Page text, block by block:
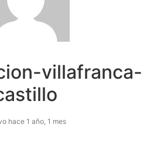
villafranca-
hace 1 año, 1 mes